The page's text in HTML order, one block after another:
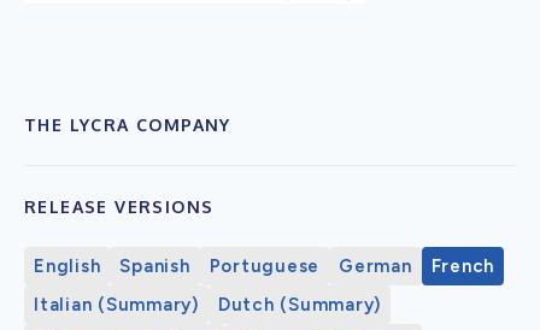
THE LYCRA COMPANY
RELEASE VERSIONS
English Spanish Portuguese German
French
Italian (Summary)
Dutch (Summary)